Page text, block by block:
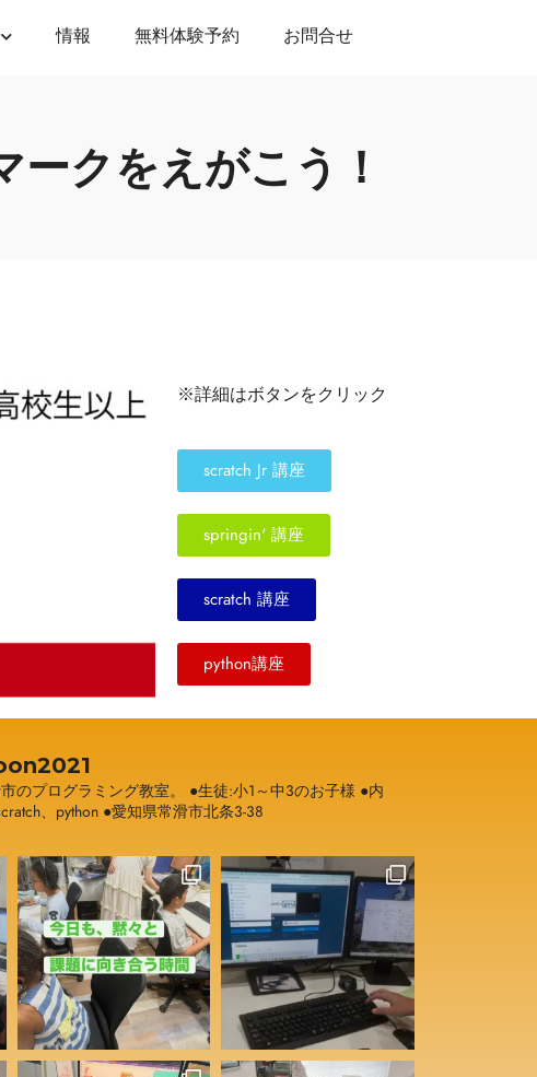
情報 無料体験予約 お問合せ
クをえがこう！
※詳細はボタンをクリック
scratch Jr 講座
springin' 講座
scratch 講座
python講座
のプログラミング教室。 ●生徒:小1～中3のお子様 ●内
、python ●愛知県常滑市北条3-38